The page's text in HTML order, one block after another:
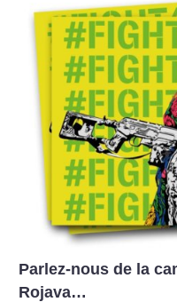
Parlez-nous de la
Rojava…